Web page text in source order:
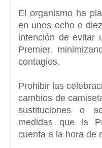
El organismo ha
en unos ocho o
intención de evitar
Premier,
contagios.
Prohibir las
cambios de
sustituciones o
medidas que la
cuenta a la hora de